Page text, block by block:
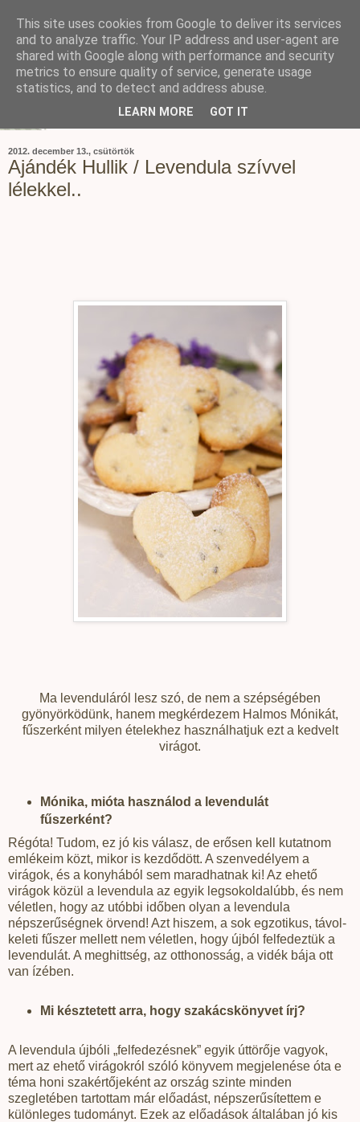
2012. december 13., csütörtök
Ajándék Hullik / Levendula szívvel
lélekkel..
Ma levenduláról lesz szó, de nem a szépségében
gyönyörködünk, hanem megkérdezem Halmos Mónikát,
fűszerként milyen ételekhez használhatjuk ezt a kedvelt
virágot.
Mónika, mióta használod a levendulát
fűszerként?
Régóta! Tudom, ez jó kis válasz, de erősen kell kutatnom
emlékeim közt, mikor is kezdődött. A szenvedélyem a
virágok, és a konyhából sem maradhatnak ki! Az ehető
virágok közül a levendula az egyik legsokoldalúbb, és nem
véletlen, hogy az utóbbi időben olyan a levendula
népszerűségnek örvend! Azt hiszem, a sok egzotikus, távol-
keleti fűszer mellett nem véletlen, hogy újból felfedeztük a
levendulát. A meghittség, az otthonosság, a vidék bája ott
van ízében.
Mi késztetett arra, hogy szakácskönyvet írj?
A levendula újbóli „felfedezésnek” egyik úttörője vagyok,
mert az ehető virágokról szóló könyvem megjelenése óta e
téma honi szakértőjeként az ország szinte minden
szegletében tartottam már előadást, népszerűsítettem e
különleges tudományt. Ezek az előadások általában jó kis
This site uses cookies from Google to deliver its services
and to analyze traffic. Your IP address and user-agent are
shared with Google along with performance and security
metrics to ensure quality of service, generate usage
statistics, and to detect and address abuse.
LEARN MORE GOT IT